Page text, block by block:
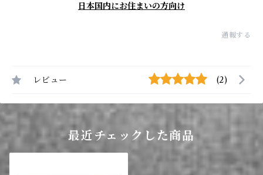
日本国内にお住まいの方向け
通報する
レビュー (2)
最近チェックした商品